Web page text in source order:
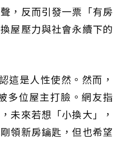
，反而引發一票「有房
屋壓力與社會永續下的
這是人性使然。然而，
多位屋主打臉。網友指
未來若想「小換大」，
領新房鑰匙，但也希望